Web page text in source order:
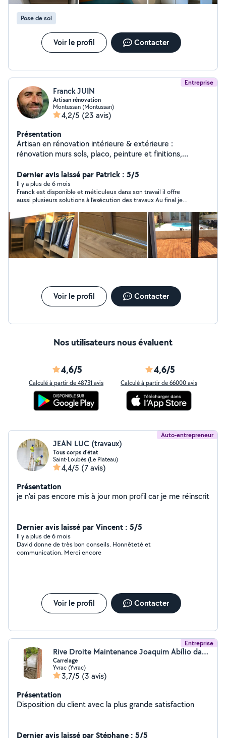
Pose de sol
Voir le profil Contacter
Entreprise
Franck JUIN
Artisan rénovation
Montussan (Montussan)
4,2/5 (23 avis)
Présentation
Artisan en rénovation intérieure & extérieure :
rénovation murs sols, placo, peinture et finitions,
neufs, réalisation de cuisines, sdb, pièces entières,
maisons et appartements entiers.
Dernier avis laissé par Patrick : 5/5
Il y a plus de 6 mois
Franck est disponible et méticuleux dans son travail il offre
aussi plusieurs solutions à l’exécution des travaux Au final je
Voir le profil Contacter
Nos utilisateurs nous évaluent
4,6/5
Calculé à partir de 48731 avis
4,6/5
Calculé à partir de 66000 avis
Auto-entrepreneur
JEAN LUC (travaux)
Tous corps d'état
Saint-Loubès (Le Plateau)
4,4/5 (7 avis)
Présentation
je n'ai pas encore mis à jour mon profil car je me réinscrit
Dernier avis laissé par Vincent : 5/5
Il y a plus de 6 mois
David donne de très bon conseils. Honnêteté et
communication. Merci encore
Voir le profil Contacter
Entreprise
Rive Droite Maintenance Joaquim Abílio da Silva
Carrelage
Yvrac (Yvrac)
3,7/5 (3 avis)
Présentation
Disposition du client avec la plus grande satisfaction
Dernier avis laissé par Stéphane : 5/5